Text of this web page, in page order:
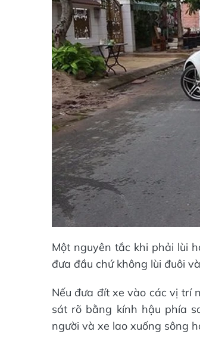
Một nguyên tắc khi phải lùi
đưa đầu chứ không lùi đuôi
Nếu đưa đít xe vào các vị trí
sát rõ bằng kính hậu phía
người và xe lao xuống sông